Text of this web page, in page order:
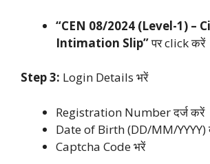
“CEN 08/2024 (Level-1) –
Intimation Slip”पर click करें
Step 3: Login Details भरें
Registration Number दर्ज करें
Date of Birth (DD/MM/YYYY)
Captcha Code भरें